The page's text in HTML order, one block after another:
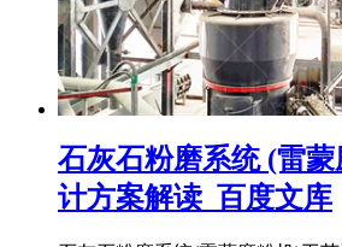
石灰石粉磨系统 (雷
计方案解读_百度文库